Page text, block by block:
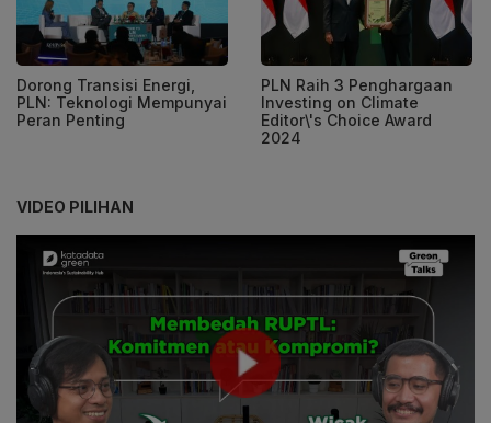
Dorong Transisi Energi,
PLN: Teknologi Mempunyai
Peran Penting
PLN Raih 3 Penghargaan
Investing on Climate
Editor\'s Choice Award
2024
VIDEO PILIHAN